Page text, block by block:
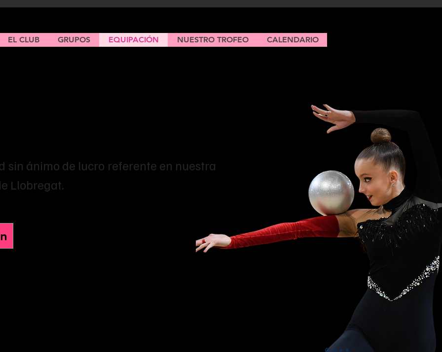
EL CLUB GRUPOS EQUIPACIÓN NUESTRO TROFEO CALENDARIO
sin ánimo de lucro referente en nuestra
Llobregat.